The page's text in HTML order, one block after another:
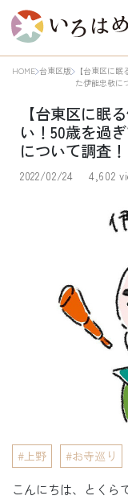
HOME 台東区版
【台東区に
た伊能忠敬に
【台東区に眠
い！50歳を過
について調査！
2022/02/24 4,602
上野 お寺巡り
こんにちは、とくら